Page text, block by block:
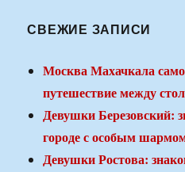
СВЕЖИЕ ЗАПИСИ
Москва Махачкала
путешествие между
Девушки Березовский:
городе с особым
Девушки Ростова: